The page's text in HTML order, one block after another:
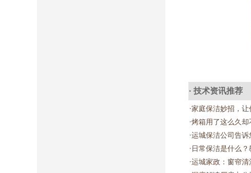
· 技术资讯推荐
·家庭保洁妙招，让
·烤箱用了这么久
·运城保洁公司告
·日常保洁是什么
·运城家政：窗帘清